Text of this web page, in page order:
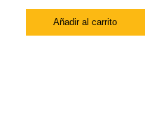
Añadir al carrito